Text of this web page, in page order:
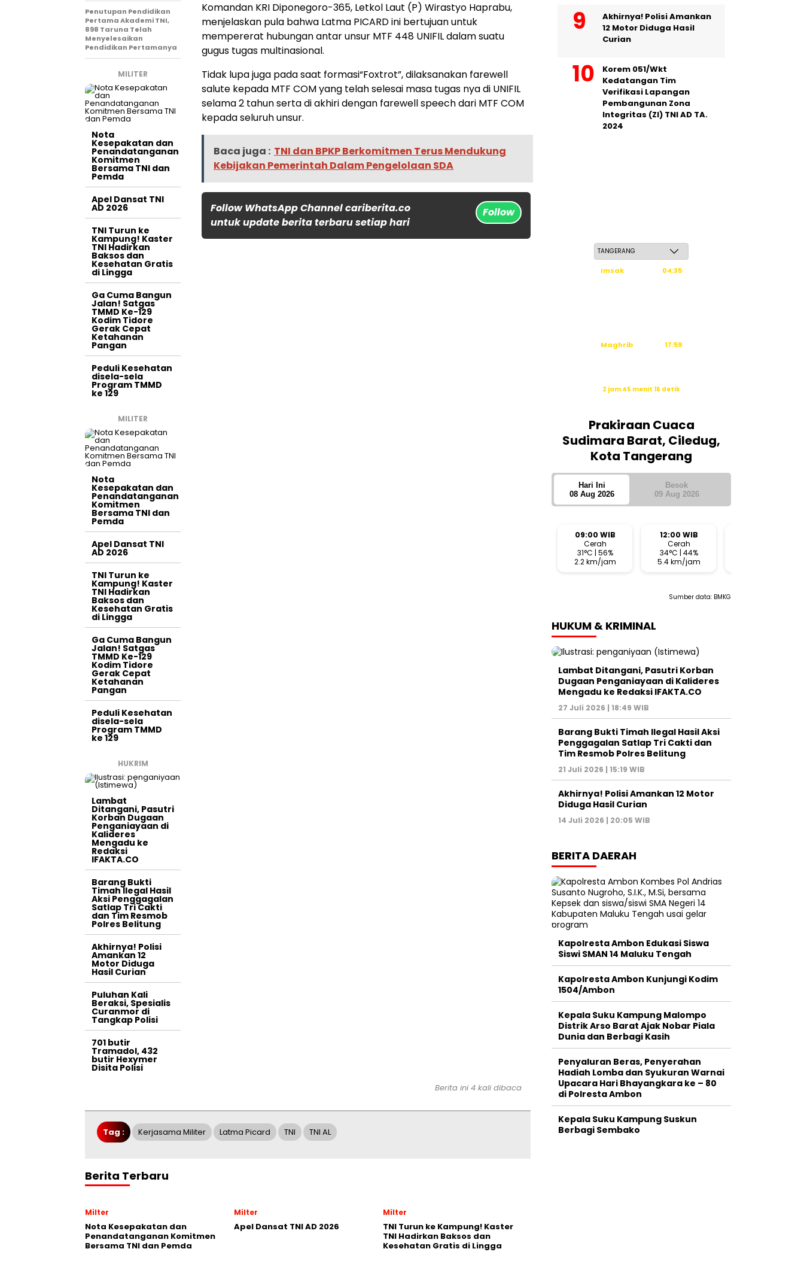
Komandan KRI Diponegoro-365, Letkol Laut (P) Wirastyo Haprabu,
menjelaskan pula bahwa Latma PICARD ini bertujuan untuk
mempererat hubungan antar unsur MTF 448 UNIFIL dalam suatu
gugus tugas multinasional.
Tidak lupa juga pada saat formasi“Foxtrot”, dilaksanakan farewell
salute kepada MTF COM yang telah selesai masa tugas nya di UNIFIL
selama 2 tahun serta di akhiri dengan farewell speech dari MTF COM
kepada seluruh unsur.
Baca juga : TNI dan BPKP Berkomitmen Terus Mendukung
Kebijakan Pemerintah Dalam Pengelolaan SDA
Follow WhatsApp Channel cariberita.co
untuk update berita terbaru setiap hari
Follow
Penutupan Pendidikan
Pertama Akademi TNI,
898 Taruna Telah
Menyelesaikan
Pendidikan Pertamanya
MILITER
Nota
Kesepakatan dan
Penandatanganan
Komitmen
Bersama TNI dan
Pemda
Apel Dansat TNI
AD 2026
TNI Turun ke
Kampung! Kaster
TNI Hadirkan
Baksos dan
Kesehatan Gratis
di Lingga
Ga Cuma Bangun
Jalan! Satgas
TMMD Ke-129
Kodim Tidore
Gerak Cepat
Ketahanan
Pangan
Peduli Kesehatan
disela-sela
Program TMMD
ke 129
MILITER
Nota
Kesepakatan dan
Penandatanganan
Komitmen
Bersama TNI dan
Pemda
Apel Dansat TNI
AD 2026
TNI Turun ke
Kampung! Kaster
TNI Hadirkan
Baksos dan
Kesehatan Gratis
di Lingga
Ga Cuma Bangun
Jalan! Satgas
TMMD Ke-129
Kodim Tidore
Gerak Cepat
Ketahanan
Pangan
Peduli Kesehatan
disela-sela
Program TMMD
ke 129
HUKRIM
Lambat
Ditangani, Pasutri
Korban Dugaan
Penganiayaan di
Kalideres
Mengadu ke
Redaksi
IFAKTA.CO
Barang Bukti
Timah Ilegal Hasil
Aksi Penggagalan
Satlap Tri Cakti
dan Tim Resmob
Polres Belitung
Akhirnya! Polisi
Amankan 12
Motor Diduga
Hasil Curian
Puluhan Kali
Beraksi, Spesialis
Curanmor di
Tangkap Polisi
701 butir
Tramadol, 432
butir Hexymer
Disita Polisi
Berita ini 4 kali dibaca
Tag : Kerjasama Militer Latma Picard TNI TNI AL
Berita Terbaru
Milter
Nota Kesepakatan dan
Penandatanganan Komitmen
Bersama TNI dan Pemda
Milter
Apel Dansat TNI AD 2026
Milter
TNI Turun ke Kampung! Kaster
TNI Hadirkan Baksos dan
Kesehatan Gratis di Lingga
Akhirnya! Polisi Amankan
12 Motor Diduga Hasil
Curian
Korem 051/Wkt
Kedatangan Tim
Verifikasi Lapangan
Pembangunan Zona
Integritas (ZI) TNI AD TA.
2024
Imsak
04:35
Maghrib
17:59
2 jam 45 menit 15 detik
Prakiraan Cuaca
Sudimara Barat, Ciledug,
Kota Tangerang
Hari Ini
08 Aug 2026
Besok
09 Aug 2026
09:00 WIB
Cerah
31°C | 56%
2.2 km/jam
12:00 WIB
Cerah
34°C | 44%
5.4 km/jam
Sumber data: BMKG
HUKUM & KRIMINAL
Lambat Ditangani, Pasutri Korban
Dugaan Penganiayaan di Kalideres
Mengadu ke Redaksi IFAKTA.CO
27 Juli 2026 | 18:49 WIB
Barang Bukti Timah Ilegal Hasil Aksi
Penggagalan Satlap Tri Cakti dan
Tim Resmob Polres Belitung
21 Juli 2026 | 15:19 WIB
Akhirnya! Polisi Amankan 12 Motor
Diduga Hasil Curian
14 Juli 2026 | 20:05 WIB
BERITA DAERAH
Kapolresta Ambon Edukasi Siswa
Siswi SMAN 14 Maluku Tengah
Kapolresta Ambon Kunjungi Kodim
1504/Ambon
Kepala Suku Kampung Malompo
Distrik Arso Barat Ajak Nobar Piala
Dunia dan Berbagi Kasih
Penyaluran Beras, Penyerahan
Hadiah Lomba dan Syukuran Warnai
Upacara Hari Bhayangkara ke – 80
di Polresta Ambon
Kepala Suku Kampung Suskun
Berbagi Sembako